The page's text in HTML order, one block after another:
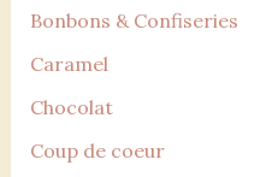
Bonbons & Confiseries
Caramel
Chocolat
Coup de coeur